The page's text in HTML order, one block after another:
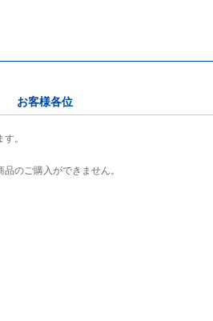
お客様各位
。
のご購入ができません。